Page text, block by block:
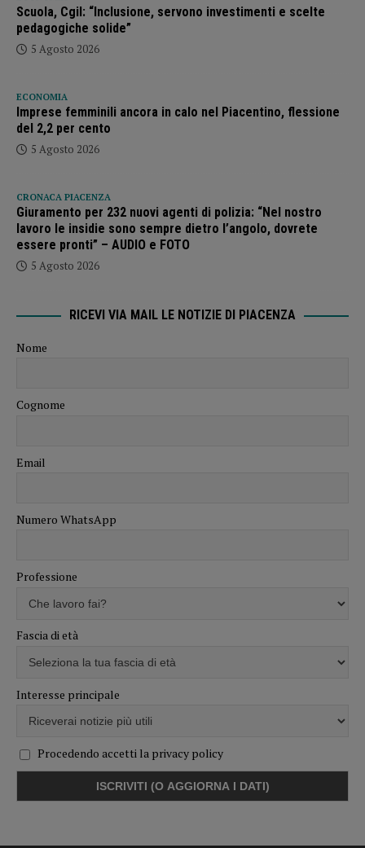
Scuola, Cgil: “Inclusione, servono investimenti e scelte
pedagogiche solide”
5 Agosto 2026
ECONOMIA
Imprese femminili ancora in calo nel Piacentino, flessione
del 2,2 per cento
5 Agosto 2026
CRONACA PIACENZA
Giuramento per 232 nuovi agenti di polizia: “Nel nostro
lavoro le insidie sono sempre dietro l’angolo, dovrete
essere pronti” – AUDIO e FOTO
5 Agosto 2026
RICEVI VIA MAIL LE NOTIZIE DI PIACENZA
Nome
Cognome
Email
Numero WhatsApp
Professione
Fascia di età
Interesse principale
Procedendo accetti la privacy policy